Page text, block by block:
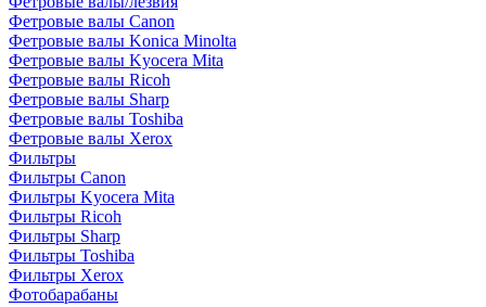
Фетровые валы Canon
Фетровые валы Konica Minolta
Фетровые валы Kyocera Mita
Фетровые валы Ricoh
Фетровые валы Sharp
Фетровые валы Toshiba
Фетровые валы Xerox
Фильтры
Фильтры Canon
Фильтры Kyocera Mita
Фильтры Ricoh
Фильтры Sharp
Фильтры Toshiba
Фильтры Xerox
Фотобарабаны